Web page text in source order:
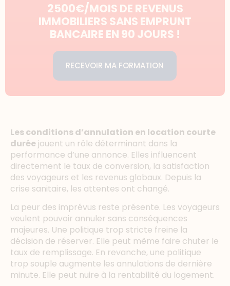
Les conditions d’annulation en location courte
durée jouent un rôle déterminant dans la
performance d’une annonce. Elles influencent
directement le taux de conversion, la satisfaction
des voyageurs et les revenus globaux. Depuis la
crise sanitaire, les attentes ont changé.
La peur des imprévus reste présente. Les voyageurs
veulent pouvoir annuler sans conséquences
majeures. Une politique trop stricte freine la
décision de réserver. Elle peut même faire chuter le
taux de remplissage. En revanche, une politique
trop souple augmente les annulations de dernière
minute. Elle peut nuire à la rentabilité du logement.
2500€/MOIS DE REVENUS
IMMOBILIERS SANS EMPRUNT
BANCAIRE EN 90 JOURS !
RECEVOIR MA FORMATION